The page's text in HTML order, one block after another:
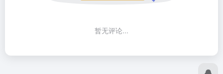
暂无评论...